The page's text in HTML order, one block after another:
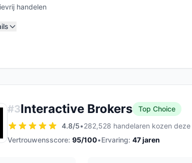
handelen
#3Interactive Brokers
Top Choice
4.8/5•282,528 handelaren kozen
Vertrouwensscore: 95/100•Ervaring: 47jaren